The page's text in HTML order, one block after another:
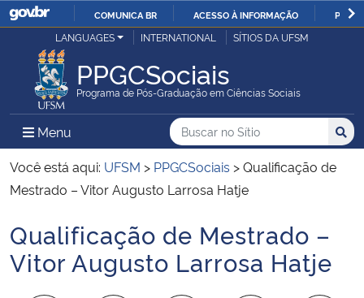
IR
O
COMUNICA BR ACESSO À INFORMAÇÃO
Ministério da Justiça e Segurança Pública
Ministério da Defesa
Ministério das Relações Exteriores
Ministério da Infraestrutura
LANGUAGES INTERNATIONAL SÍTIOS DA UFSM
PPGCSociais
Programa de Pós-Graduação em Ciências Sociais
Menu Menu Principal do Sítio
Busca
Buscar no no Sítio
Busca:
Você está aqui: UFSM > PPGCSociais >Qualificação de
Mestrado – Vitor Augusto Larrosa Hatje
Início do conteúdo
Qualificação de Mestrado –
Vitor Augusto Larrosa Hatje